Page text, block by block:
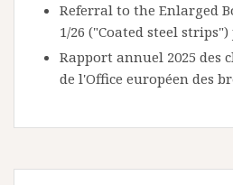
Referral to the Enlarged
1/26 ("Coated steel strips")
Rapport annuel 2025 des
de l'Office européen des